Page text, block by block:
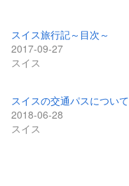
スイス旅行記～目次～
2017-09-27
スイス
スイスの交通パスについて
2018-06-28
スイス